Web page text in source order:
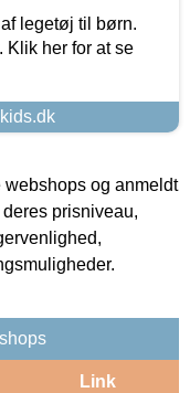
legetøj til børn.
Klik her for at se
og anmeldt
prisniveau,
Link